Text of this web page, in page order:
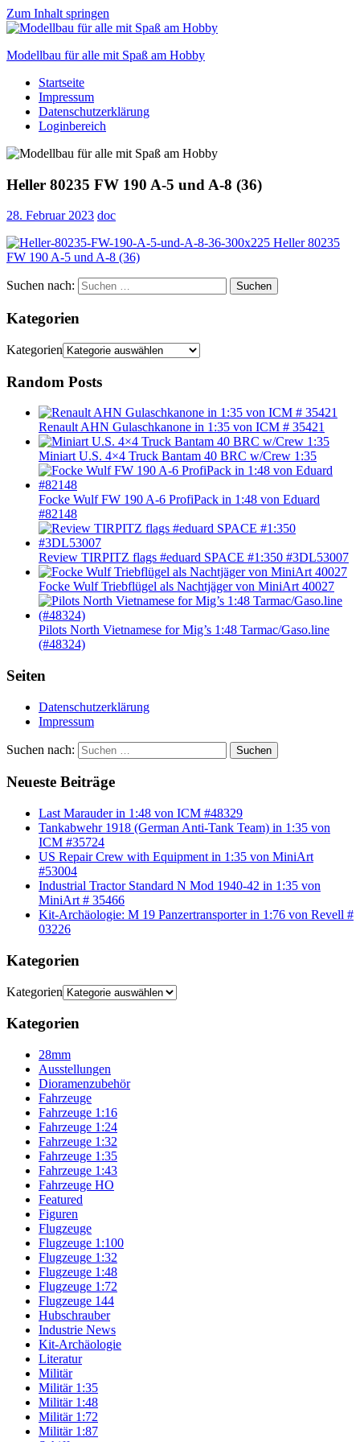
Zum Inhalt springen
Modellbau für alle mit Spaß am Hobby
Scale
modelling
to
Startseite
Impressum
Datenschutzerklärung
Loginbereich
Heller 80235 FW 190 A-5 und A-8 (36)
28. Februar 2023 doc
Suchen nach: Suchen
Kategorien
Kategorien
Random Posts
Renault AHN Gulaschkanone in 1:35 von ICM # 35421
Miniart U.S. 4×4 Truck Bantam 40 BRC w/Crew 1:35
Focke Wulf FW 190 A-6 ProfiPack in 1:48 von Eduard
#82148
Review TIRPITZ flags #eduard SPACE #1:350 #3DL53007
Focke Wulf Triebflügel als Nachtjäger von MiniArt 40027
Pilots North Vietnamese for Mig’s 1:48 Tarmac/Gaso.line
(#48324)
Seiten
Datenschutzerklärung
Impressum
Suchen nach: Suchen
Neueste Beiträge
Last Marauder in 1:48 von ICM #48329
Tankabwehr 1918 (German Anti-Tank Team) in 1:35 von
ICM #35724
US Repair Crew with Equipment in 1:35 von MiniArt
#53004
Industrial Tractor Standard N Mod 1940-42 in 1:35 von
MiniArt # 35466
Kit-Archäologie: M 19 Panzertransporter in 1:76 von Revell #
03226
Kategorien
Kategorien
Kategorien
28mm
Ausstellungen
Dioramenzubehör
Fahrzeuge
Fahrzeuge 1:16
Fahrzeuge 1:24
Fahrzeuge 1:32
Fahrzeuge 1:35
Fahrzeuge 1:43
Fahrzeuge HO
Featured
Figuren
Flugzeuge
Flugzeuge 1:100
Flugzeuge 1:32
Flugzeuge 1:48
Flugzeuge 1:72
Flugzeuge 144
Hubschrauber
Industrie News
Kit-Archäologie
Literatur
Militär
Militär 1:35
Militär 1:48
Militär 1:72
Militär 1:87